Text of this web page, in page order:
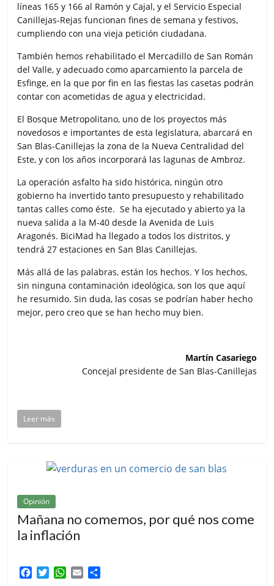
líneas 165 y 166 al Ramón y Cajal, y el Servicio Especial
Canillejas-Rejas funcionan fines de semana y festivos,
cumpliendo con una vieja petición ciudadana.
También hemos rehabilitado el Mercadillo de San Román
del Valle, y adecuado como aparcamiento la parcela de
Esfinge, en la que por fin en las fiestas las casetas podrán
contar con acometidas de agua y electricidad.
El Bosque Metropolitano, uno de los proyectos más
novedosos e importantes de esta legislatura, abarcará en
San Blas-Canillejas la zona de la Nueva Centralidad del
Este, y con los años incorporará las lagunas de Ambroz.
La operación asfalto ha sido histórica, ningún otro
gobierno ha invertido tanto presupuesto y rehabilitado
tantas calles como éste. Se ha ejecutado y abierto ya la
nueva salida a la M-40 desde la Avenida de Luis
Aragonés. BiciMad ha llegado a todos los distritos, y
tendrá 27 estaciones en San Blas Canillejas.
Más allá de las palabras, están los hechos. Y los hechos,
sin ninguna contaminación ideológica, son los que aquí
he resumido. Sin duda, las cosas se podrían haber hecho
mejor, pero creo que se han hecho muy bien.
Martín Casariego
Concejal presidente de San Blas-Canillejas
Leer más
Opinión
Mañana no comemos, por qué nos come
la inflación
W